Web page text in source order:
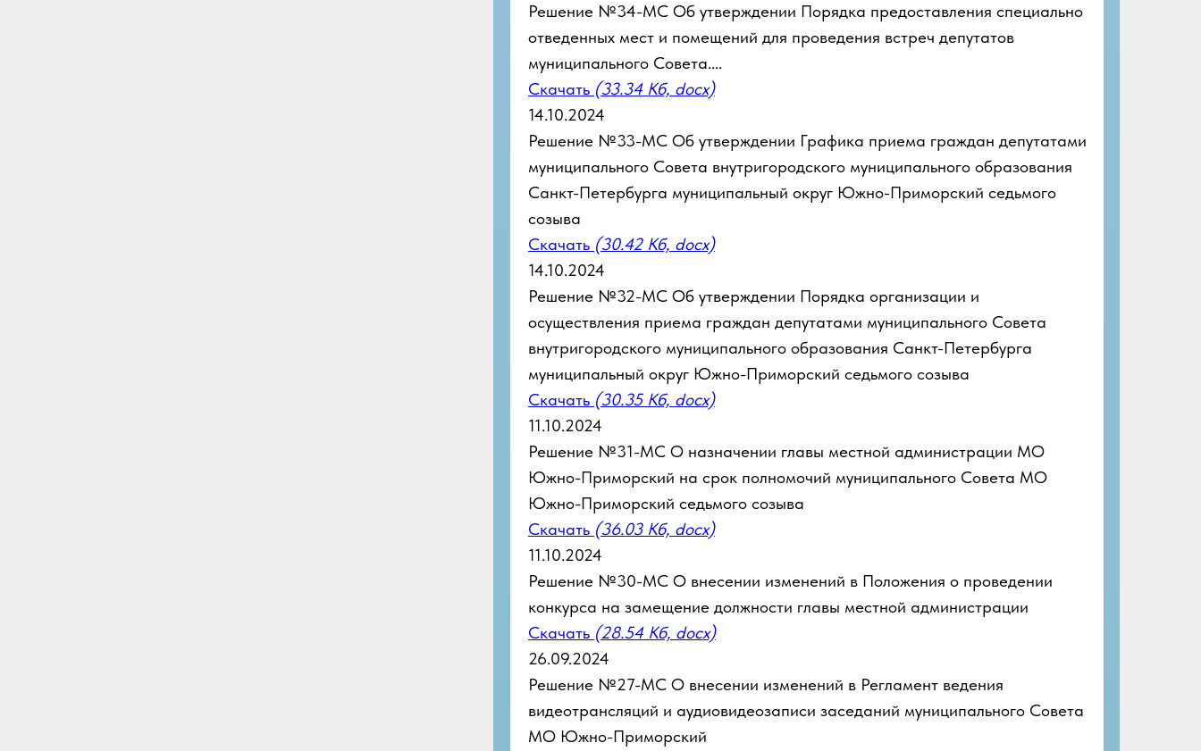
Решение №34-МС Об утверждении Порядка предоставления специально
отведенных мест и помещений для проведения встреч депутатов
муниципального Совета....
Скачать (33.34 Кб, docx)
14.10.2024
Решение №33-МС Об утверждении Графика приема граждан депутатами
муниципального Совета внутригородского муниципального образования
Санкт-Петербурга муниципальный округ Южно-Приморский седьмого
созыва
Скачать (30.42 Кб, docx)
14.10.2024
Решение №32-МС Об утверждении Порядка организации и
осуществления приема граждан депутатами муниципального Совета
внутригородского муниципального образования Санкт-Петербурга
муниципальный округ Южно-Приморский седьмого созыва
Скачать (30.35 Кб, docx)
11.10.2024
Решение №31-МС О назначении главы местной администрации МО
Южно-Приморский на срок полномочий муниципального Совета МО
Южно-Приморский седьмого созыва
Скачать (36.03 Кб, docx)
11.10.2024
Решение №30-МС О внесении изменений в Положения о проведении
конкурса на замещение должности главы местной администрации
Скачать (28.54 Кб, docx)
26.09.2024
Решение №27-МС О внесении изменений в Регламент ведения
видеотрансляций и аудиовидеозаписи заседаний муниципального Совета
МО Южно-Приморский